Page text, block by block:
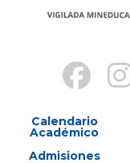
Calendario
Académico
Admisiones